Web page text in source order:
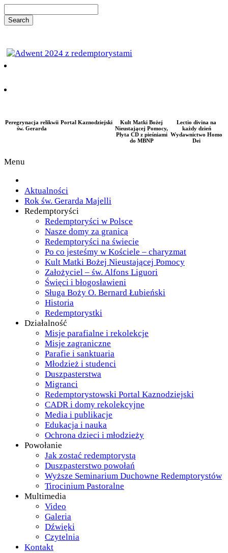
Lectio divina na
każdy dzień
Wydawnictwo Homo
Dei
Kult Matki Bożej
Nieustającej Pomocy,
Płyta CD z pieśniami
do MBNP
Portal Kaznodziejski
Peregrynacja relikwii
św. Gerarda
Menu
Aktualności
Rok św. Gerarda Majelli
Redemptoryści
Redemptoryści w Polsce
Nasze domy za granicą
Redemptoryści na świecie
Po co jesteśmy w Kościele – charyzmat
Kult Matki Bożej Nieustającej Pomocy
Założyciel – św. Alfons Liguori
Święci i błogosławieni
Sługa Boży O. Bernard Łubieński
Historia
Redemptorystki
Działalność
Misje parafialne i rekolekcje
Misje zagraniczne
Parafie i sanktuaria
Młodzież i studenci
Duszpasterstwa
Migranci
Redemptorystowski Portal Kaznodziejski
CADR i domy rekolekcyjne
Media i publikacje
Edukacja i nauka
Ochrona dzieci i młodzieży
Powołanie
Jak zostać redemptorystą
Duszpasterstwo powołań
Wyższe Seminarium Duchowne Redemptorystów
Tirocinium Pastoralne
Multimedia
Video
Galeria
Dźwięki
Czytelnia
Kontakt